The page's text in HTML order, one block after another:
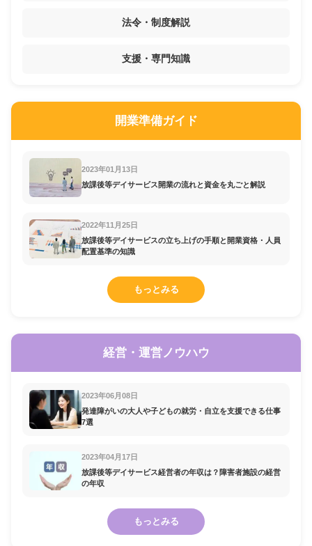
法令・制度解説
支援・専門知識
開業準備ガイド
2023年01月13日
放課後等デイサービス開業の流れと資金を丸ごと解説
2022年11月25日
放課後等デイサービスの立ち上げの手順と開業資格・人員
配置基準の知識
もっとみる
経営・運営ノウハウ
2023年06月08日
発達障がいの大人や子どもの就労・自立を支援できる仕事
7選
2023年04月17日
放課後等デイサービス経営者の年収は？障害者施設の経営
の年収
もっとみる